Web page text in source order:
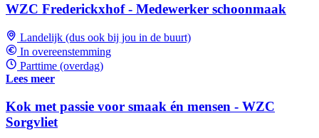
WZC Frederickxhof - Medewerker schoonmaak
Landelijk (dus ook bij jou in de buurt)
In overeenstemming
Parttime (overdag)
Lees meer
Kok met passie voor smaak én mensen - WZC
Sorgvliet